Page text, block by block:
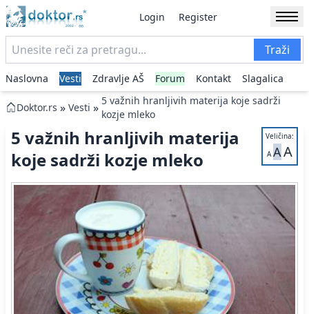
Login Register
Traži
Naslovna Vesti Zdravlje AŠ Forum Kontakt Slagalica
Doktor.rs » Vesti » 5 važnih hranljivih materija koje sadrži
kozje mleko
Veličina:
A AA
5 važnih hranljivih materija
koje sadrži kozje mleko